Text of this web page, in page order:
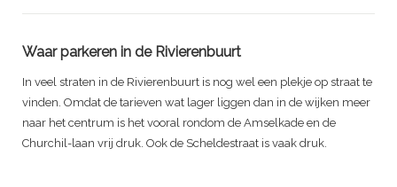
Waar parkeren in de Rivierenbuurt
In veel straten in de Rivierenbuurt is nog wel een plekje op straat te
vinden. Omdat de tarieven wat lager liggen dan in de wijken meer
naar het centrum is het vooral rondom de Amselkade en de
Churchil-laan vrij druk. Ook de Scheldestraat is vaak druk.